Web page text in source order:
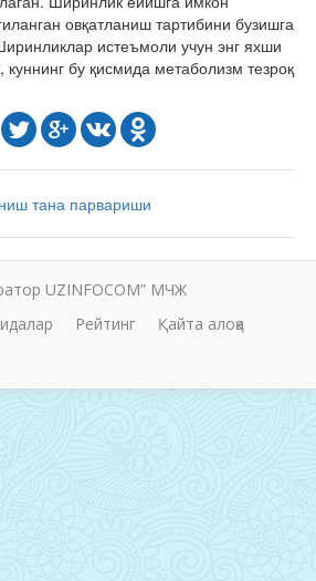
овқатланиш тартибини бузишга
истеъмоли учун энг яхши
куннинг бу қисмида метаболизм тезроқ
тана парвариши
UZINFOCOM” МЧЖ
Рейтинг Қайта алоқа